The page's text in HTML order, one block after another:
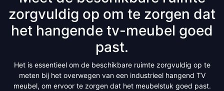
zorgvuldig op om te zorgen dat
het hangende tv-meubel goed
past.
Het is essentieel om de beschikbare ruimte zorgvuldig op te
meten bij het overwegen van een industrieel hangend TV
meubel, om ervoor te zorgen dat het meubelstuk goed past.